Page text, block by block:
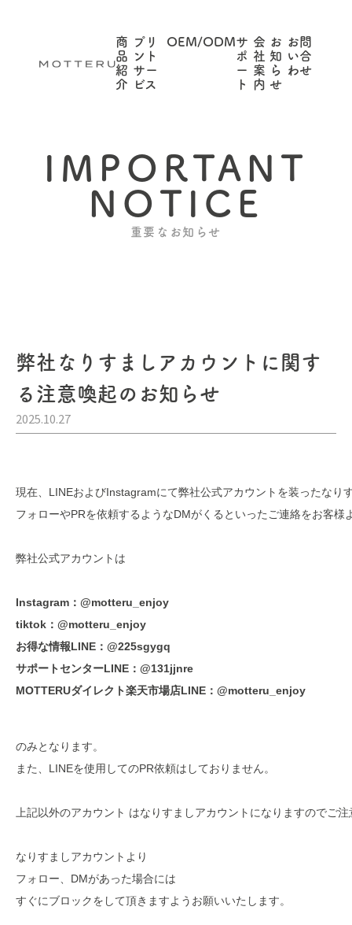
商
品
紹
介
プリ
ント
サー
ビス
OEM/ODMサ
ポ
ー
ト
会
社
案
内
お
知
ら
せ
お問
い合
わせ
IMPORTANT
NOTICE
重要なお知らせ
2025.10.27
弊社なりすましアカウントに関す
る注意喚起のお知らせ
現在、LINEおよびInstagramにて弊社公式アカウントを装ったなり
フォローやPRを依頼するようなDMがくるといったご連絡をお客様
弊社公式アカウントは
Instagram：@motteru_enjoy
tiktok：@motteru_enjoy
お得な情報LINE：@225sgygq
サポートセンターLINE：@131jjnre
のみとなります。
また、LINEを使用してのPR依頼はしておりません。
上記以外のアカウント はなりすましアカウントになりますのでご
なりすましアカウントより
フォロー、DMがあった場合には
すぐにブロックをして頂きますようお願いいたします。